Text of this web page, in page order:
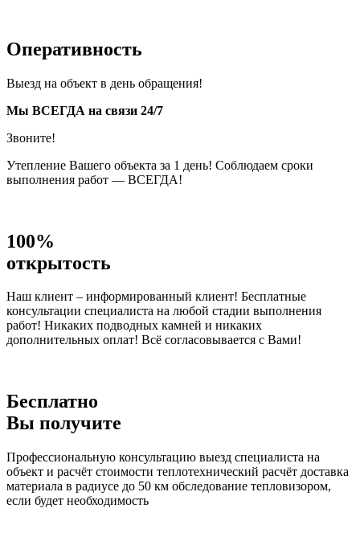
Оперативность
Выезд на объект в день обращения!
Мы ВСЕГДА на связи 24/7
Звоните!
Утепление Вашего объекта за 1 день! Соблюдаем сроки
выполнения работ — ВСЕГДА!
100%
открытость
Наш клиент – информированный клиент! Бесплатные
консультации специалиста на любой стадии выполнения
работ! Никаких подводных камней и никаких
дополнительных оплат! Всё согласовывается с Вами!
Бесплатно
Вы получите
Профессиональную консультацию выезд специалиста на
объект и расчёт стоимости теплотехнический расчёт доставка
материала в радиусе до 50 км обследование тепловизором,
если будет необходимость